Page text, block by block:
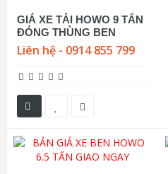
GIÁ XE TẢI HOWO 9 TẤN
ĐÓNG THÙNG BEN
Liên hệ - 0914 855 799